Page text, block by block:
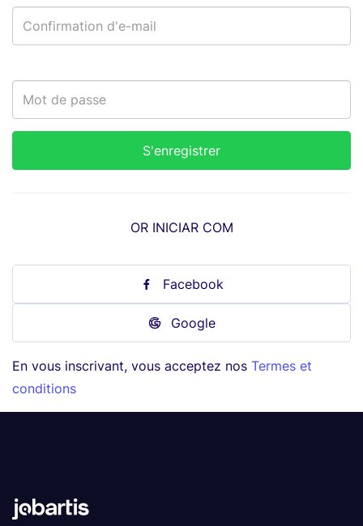
OR INICIAR COM
Facebook
Google
En vous inscrivant, vous acceptez nos Termes et
conditions